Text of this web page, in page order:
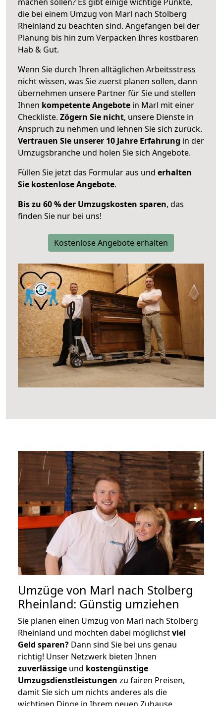
die bei einem Umzug von Marl nach Stolberg
Rheinland zu beachten sind. Angefangen bei der
Planung bis hin zum Verpacken Ihres kostbaren
Hab & Gut.
Wenn Sie durch Ihren alltäglichen Arbeitsstress
nicht wissen, was Sie zuerst planen sollen, dann
übernehmen unsere Partner für Sie und stellen
Ihnen kompetente Angebote in Marl mit einer
Checkliste. Zögern Sie nicht, unsere Dienste in
Anspruch zu nehmen und lehnen Sie sich zurück.
Vertrauen Sie unserer 10 Jahre Erfahrung in der
Umzugsbranche und holen Sie sich Angebote.
Füllen Sie jetzt das Formular aus und erhalten
Sie kostenlose Angebote.
Bis zu 60 % der Umzugskosten sparen, das
finden Sie nur bei uns!
Kostenlose Angebote erhalten
Umzüge von Marl nach Stolberg
Rheinland: Günstig umziehen
Sie planen einen Umzug von Marl nach Stolberg
Rheinland und möchten dabei möglichstviel
Geld sparen? Dann sind Sie bei uns genau
richtig! Unser Netzwerk bieten Ihnen
zuverlässige und kostengünstige
Umzugsdienstleistungen zu fairen Preisen,
damit Sie sich um nichts anderes als die